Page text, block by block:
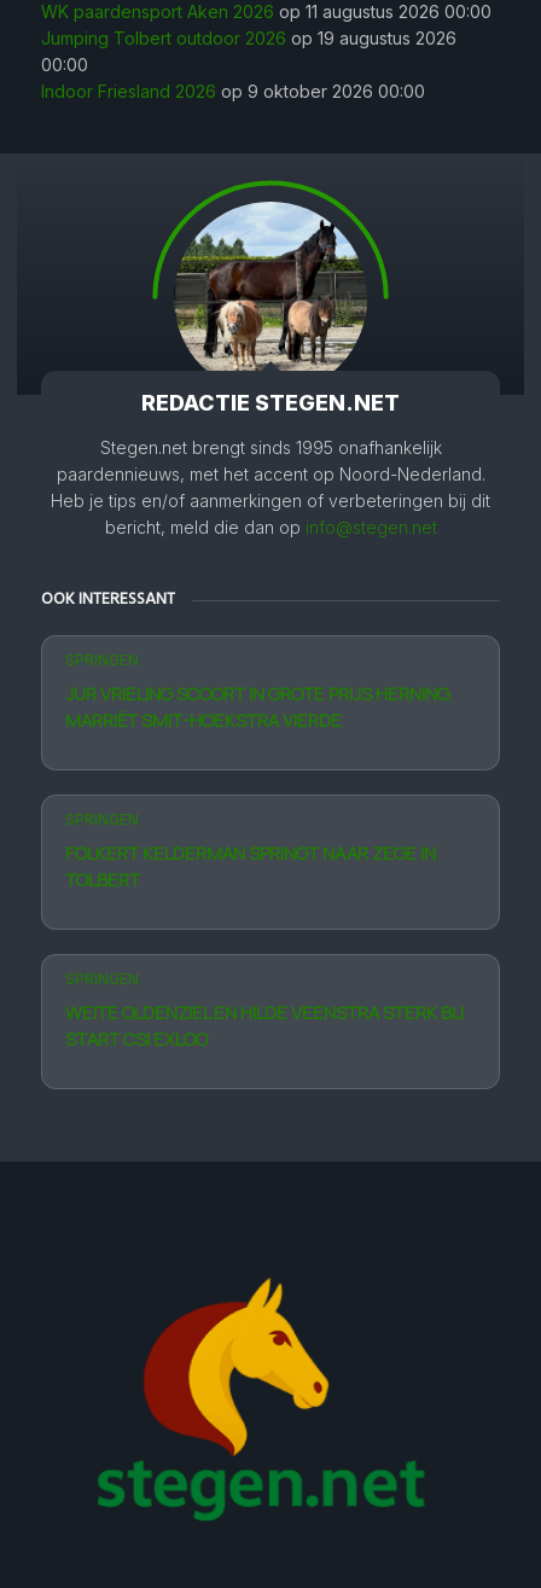
REDACTIE STEGEN.NET
Stegen.net brengt sinds 1995 onafhankelijk
paardennieuws, met het accent op Noord-Nederland.
Heb je tips en/of aanmerkingen of verbeteringen bij dit
bericht, meld die dan op info@stegen.net
OOK INTERESSANT
SPRINGEN
JUR VRIELING SCOORT IN GROTE PRIJS HERNING,
MARRIËT SMIT-HOEK­STRA VIERDE
SPRINGEN
FOLKERT KELDERMAN SPRINGT NAAR ZEGE IN
TOLBERT
SPRINGEN
WEITE OLDENZIEL EN HILDE VEENSTRA STERK BIJ
START CSI EXLOO
WK paardensport Aken 2026 op 11 augustus 2026 00:00
Jumping Tolbert outdoor 2026 op 19 augustus 2026
00:00
Indoor Friesland 2026 op 9 oktober 2026 00:00